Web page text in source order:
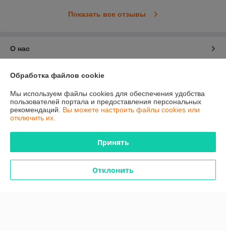
Показать все отзывы
О нас
Контакты
Доставка и оплата
График работы
Политика обработки cookies
Обработка файлов cookie
Мы используем файлы cookies для обеспечения удобства
пользователей портала и предоставления персональных
рекомендаций. Вы можете настроить файлы cookies или
отключить их.
Принять
Отклонить